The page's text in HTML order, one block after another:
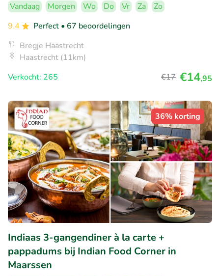
Vandaag Morgen Wo Do Vr Za
Zo
9.4
Perfect • 67 beoordelingen
Bregje Haastrecht
Haastrecht (11km)
Verkocht: 265
€17 €14,95
36% korting
Indiaas 3-gangendiner à la carte +
pappadums bij Indian Food Corner in
Maarssen